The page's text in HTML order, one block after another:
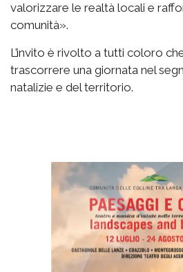
valorizzare le realtà locali e
comunità».
L’invito è rivolto a tutti coloro
trascorrere una giornata nel
natalizie e del territorio.